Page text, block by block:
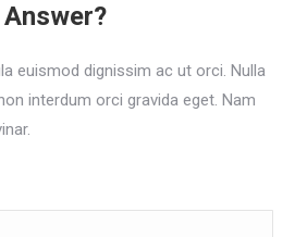
euismod dignissim ac ut orci. Nulla
interdum orci gravida eget. Nam